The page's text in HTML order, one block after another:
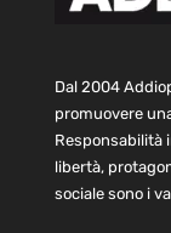
Dal 2004
promuovere
Responsabilità
libertà,
sociale sono i